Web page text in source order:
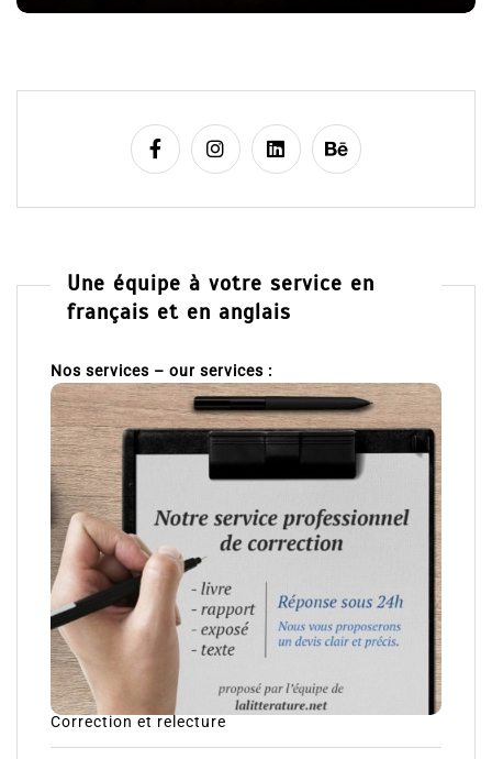
Une équipe à votre service en
français et en anglais
Nos services – our services :
Correction et relecture